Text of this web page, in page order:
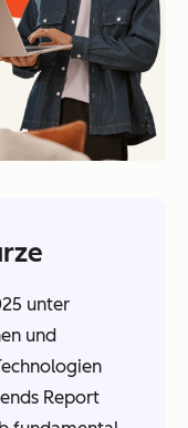
unter
und
Report